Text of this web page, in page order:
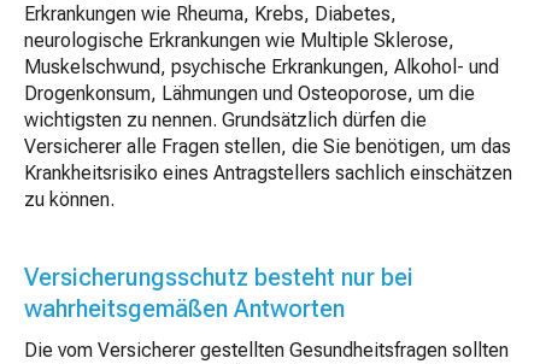
Erkrankungen wie Rheuma, Krebs, Diabetes,
neurologische Erkrankungen wie Multiple Sklerose,
Muskelschwund, psychische Erkrankungen, Alkohol- und
Drogenkonsum, Lähmungen und Osteoporose, um die
wichtigsten zu nennen. Grundsätzlich dürfen die
Versicherer alle Fragen stellen, die Sie benötigen, um das
Krankheitsrisiko eines Antragstellers sachlich einschätzen
zu können.
Versicherungsschutz besteht nur bei
wahrheitsgemäßen Antworten
Die vom Versicherer gestellten Gesundheitsfragen sollten